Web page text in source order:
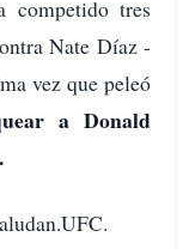
competido tres
Nate Díaz -
vez que peleó
a Donald